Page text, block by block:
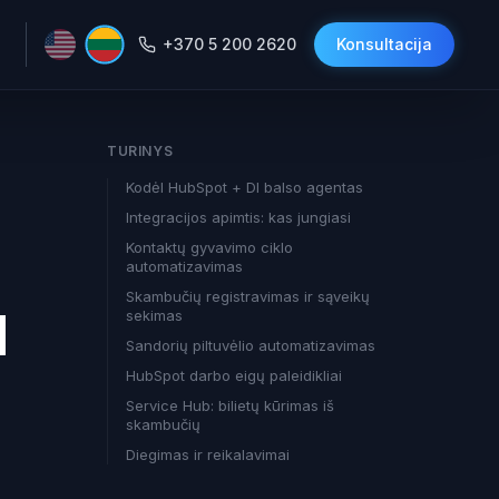
+370 5 200 2620 Konsultacija
TURINYS
Kodėl HubSpot + DI balso agentas
Integracijos apimtis: kas jungiasi
Kontaktų gyvavimo ciklo
automatizavimas
Skambučių registravimas ir sąveikų
sekimas
Sandorių piltuvėlio automatizavimas
HubSpot darbo eigų paleidikliai
Service Hub: bilietų kūrimas iš
skambučių
Diegimas ir reikalavimai